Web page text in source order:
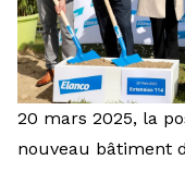
20 mars 2025, la
nouveau bâtiment